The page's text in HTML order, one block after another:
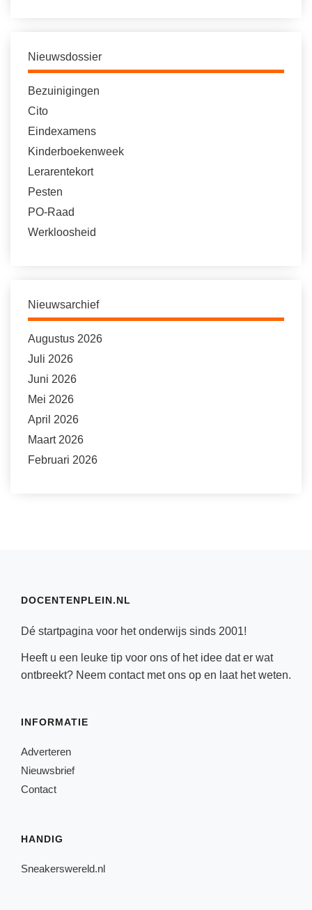
Nieuwsdossier
Bezuinigingen
Cito
Eindexamens
Kinderboekenweek
Lerarentekort
Pesten
PO-Raad
Werkloosheid
Nieuwsarchief
Augustus 2026
Juli 2026
Juni 2026
Mei 2026
April 2026
Maart 2026
Februari 2026
DOCENTENPLEIN.NL
Dé startpagina voor het onderwijs sinds 2001!
Heeft u een leuke tip voor ons of het idee dat er wat
ontbreekt? Neem contactmet ons op en laat het weten.
INFORMATIE
Adverteren
Nieuwsbrief
Contact
HANDIG
Sneakerswereld.nl